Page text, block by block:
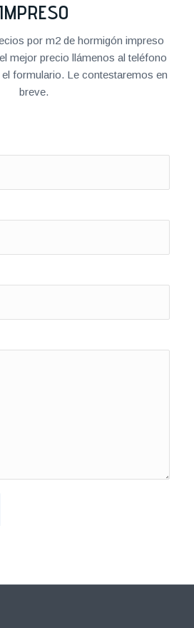
IMPRESO
por m2 de hormigón impreso
mejor precio llámenos al teléfono
formulario. Le contestaremos en
breve.